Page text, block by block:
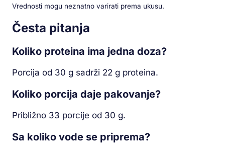
Vrednosti mogu neznatno varirati prema ukusu.
Česta pitanja
Koliko proteina ima jedna doza?
Porcija od 30 g sadrži 22 g proteina.
Koliko porcija daje pakovanje?
Približno 33 porcije od 30 g.
Sa koliko vode se priprema?